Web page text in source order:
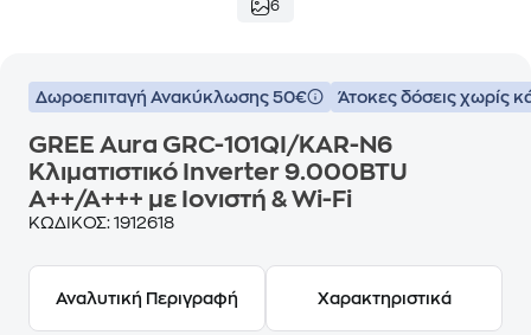
6
Δωροεπιταγή Ανακύκλωσης 50€ Άτοκες δόσεις χωρίς
GREE Aura GRC-101QI/KAR-N6
Κλιματιστικό Inverter 9.000BTU
A++/A+++ με Ιονιστή & Wi-Fi
ΚΩΔΙΚΟΣ: 1912618
Αναλυτική Περιγραφή Χαρακτηριστικά